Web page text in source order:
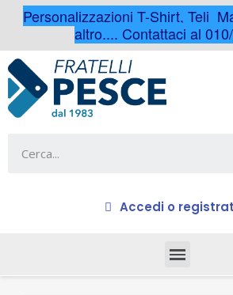
Personalizzazioni T-Shirt, Teli
altro.... Contattaci al
Accedi o